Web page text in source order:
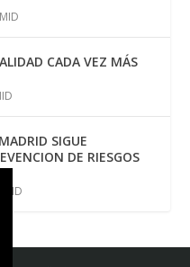
CADA VEZ MÁS
SIGUE
DE RIESGOS